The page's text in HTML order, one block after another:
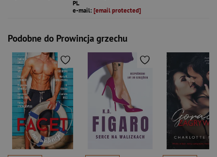
PL
e-mail: [email protected]
Podobne do Prowincja grzechu